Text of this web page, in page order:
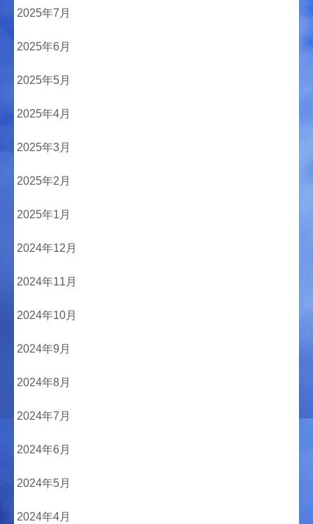
2025年7月
2025年6月
2025年5月
2025年4月
2025年3月
2025年2月
2025年1月
2024年12月
2024年11月
2024年10月
2024年9月
2024年8月
2024年7月
2024年6月
2024年5月
2024年4月